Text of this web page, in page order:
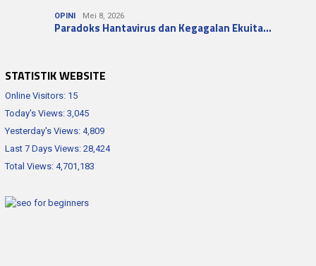
OPINI Mei 8, 2026
Paradoks Hantavirus dan Kegagalan Ekuita…
STATISTIK WEBSITE
Online Visitors: 15
Today's Views: 3,045
Yesterday's Views: 4,809
Last 7 Days Views: 28,424
Total Views: 4,701,183